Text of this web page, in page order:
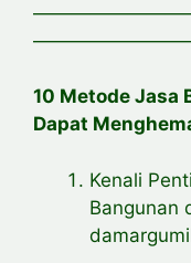
10 Metode Jasa
Dapat
Kenali
Bangunan